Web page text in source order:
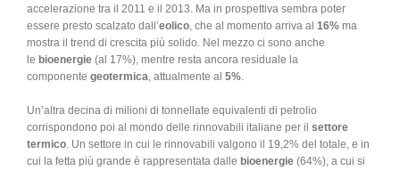
accelerazione tra il 2011 e il 2013. Ma in prospettiva sembra poter
essere presto scalzato dall’eolico, che al momento arriva al 16% ma
mostra il trend di crescita più solido. Nel mezzo ci sono anche
le bioenergie (al 17%), mentre resta ancora residuale la
componente geotermica, attualmente al 5%.
Un’altra decina di milioni di tonnellate equivalenti di petrolio
corrispondono poi al mondo delle rinnovabili italiane per il settore
termico. Un settore in cui le rinnovabili valgono il 19,2% del totale, e in
cui la fetta più grande è rappresentata dalle bioenergie (64%), a cui si